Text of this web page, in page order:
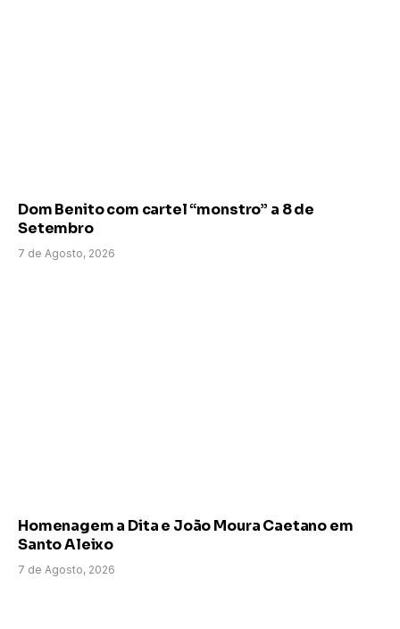
Dom Benito com cartel “monstro” a 8 de
Setembro
7 de Agosto, 2026
Homenagem a Dita e João Moura Caetano em
Santo Aleixo
7 de Agosto, 2026